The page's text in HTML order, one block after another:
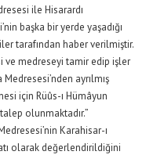
ile Hisarardı
başka bir yerde yaşadığı
tarafından haber verilmiştir.
ve medreseyi tamir edip işler
ayrılmış
için Rüûs-ı Hümâyun
olunmaktadır.”
Karahisar-ı
olarak değerlendirildiğini